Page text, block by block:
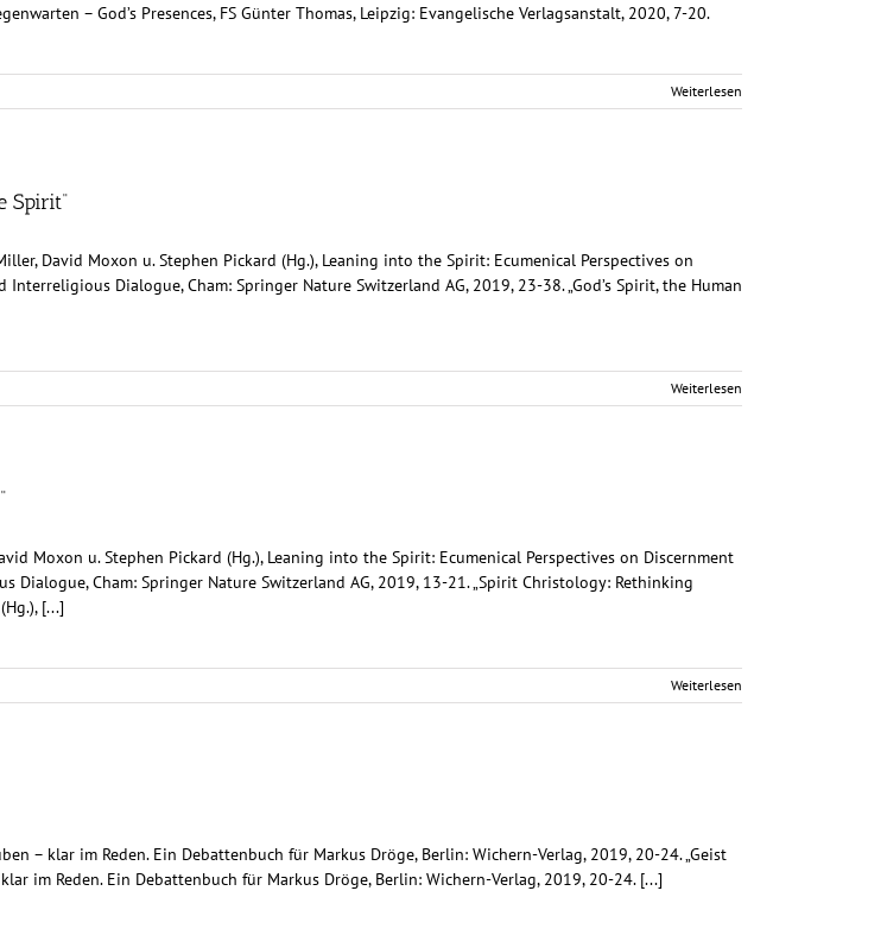
– God’s Presences, FS Günter Thomas, Leipzig: Evangelische Verlagsanstalt, 2020, 7-20.
Weiterlesen
Spirit“
David Moxon u. Stephen Pickard (Hg.), Leaning into the Spirit: Ecumenical Perspectives on
Dialogue, Cham: Springer Nature Switzerland AG, 2019, 23-38. „God’s Spirit, the Human
Weiterlesen
Moxon u. Stephen Pickard (Hg.), Leaning into the Spirit: Ecumenical Perspectives on Discernment
Cham: Springer Nature Switzerland AG, 2019, 13-21. „Spirit Christology: Rethinking
[...]
Weiterlesen
– klar im Reden. Ein Debattenbuch für Markus Dröge, Berlin: Wichern-Verlag, 2019, 20-24. „Geist
im Reden. Ein Debattenbuch für Markus Dröge, Berlin: Wichern-Verlag, 2019, 20-24. [...]